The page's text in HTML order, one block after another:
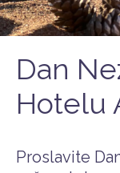
Dan
Hotelu
Proslavite